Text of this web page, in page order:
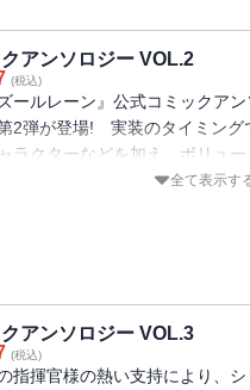
アンソロジー VOL.2
(税込)
ズールレーン』公式コミックア
2弾が登場! 実装のタイミング
ラクターなどを加え、ボリュ
執筆陣▼カバー:相原飯店 イラ
全て表示す
アンソロジー VOL.3
(税込)
指揮官様の熱い支持により、